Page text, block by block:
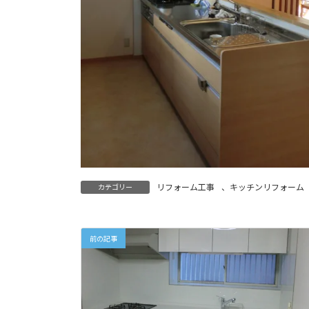
カテゴリー リフォーム工事 、 キッチンリフォーム
前の記事